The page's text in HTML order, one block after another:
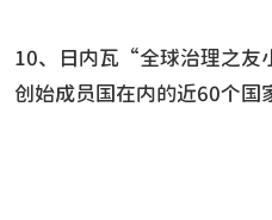
10、日内瓦“全球治理之友
创始成员国在内的近60个国